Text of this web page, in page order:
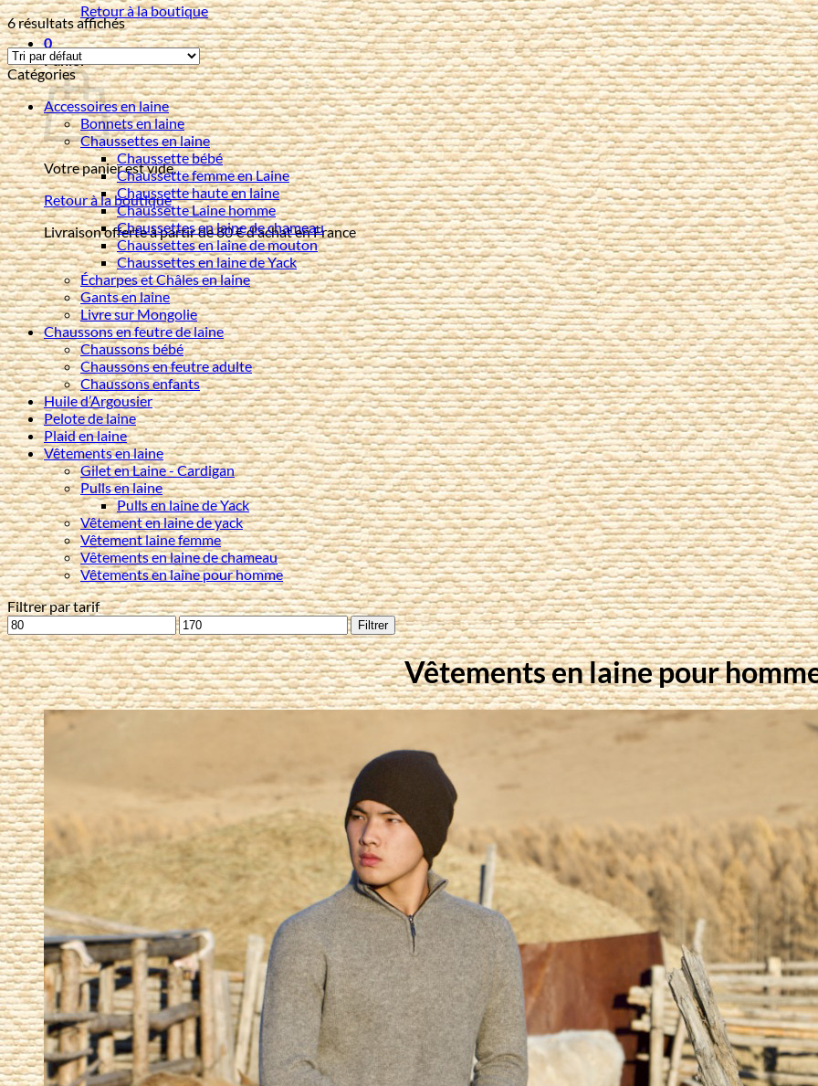
Retour à la boutique
0
Panier
Votre panier est vide.
Retour à la boutique
Livraison offerte à partir de 80 € d'achat en France
6 résultats affichés
Catégories
Accessoires en laine
Bonnets en laine
Chaussettes en laine
Chaussette bébé
Chaussette femme en Laine
Chaussette haute en laine
Chaussette Laine homme
Chaussettes en laine de chameau
Chaussettes en laine de mouton
Chaussettes en laine de Yack
Écharpes et Châles en laine
Gants en laine
Livre sur Mongolie
Chaussons en feutre de laine
Chaussons bébé
Chaussons en feutre adulte
Chaussons enfants
Huile d’Argousier
Pelote de laine
Plaid en laine
Vêtements en laine
Gilet en Laine - Cardigan
Pulls en laine
Pulls en laine de Yack
Vêtement en laine de yack
Vêtement laine femme
Vêtements en laine de chameau
Vêtements en laine pour homme
Filtrer par tarif
Prix
min
Prix
max
Filtrer
Vêtements en laine pour